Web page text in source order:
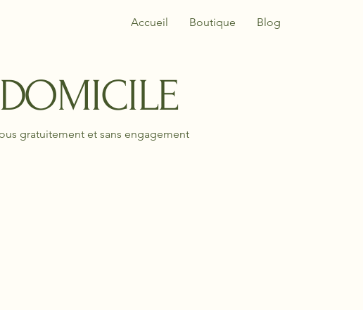
Accueil Boutique Blog
gratuitement et sans engagement